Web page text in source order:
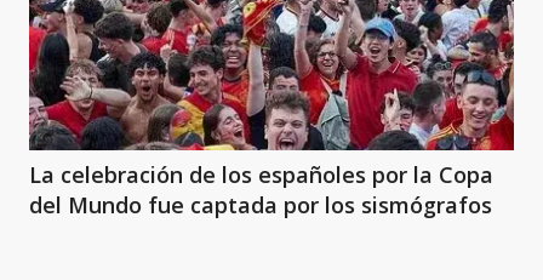
La celebración de los españoles por la Copa
del Mundo fue captada por los sismógrafos